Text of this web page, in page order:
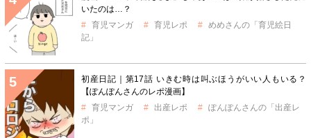
いたのは…？
育児マンガ
育児レポ
めめさんの「育児絵日
記」
初産日記｜第17話 いきむ時は叫ぶほうがいい人もいる？
【ぽんぽんさんのレポ漫画】
育児マンガ
出産レポ
ぽんぽんさんの「出産レ
ポ」